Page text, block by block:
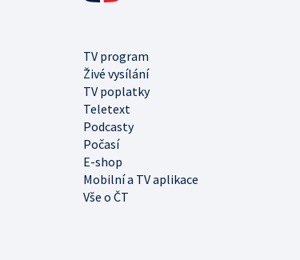
TV program
Živé vysílání
TV poplatky
Teletext
Podcasty
Počasí
E-shop
Mobilní a TV aplikace
Vše o ČT